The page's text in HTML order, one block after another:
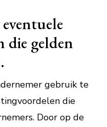
die gelden
gebruik te
die
Door op de